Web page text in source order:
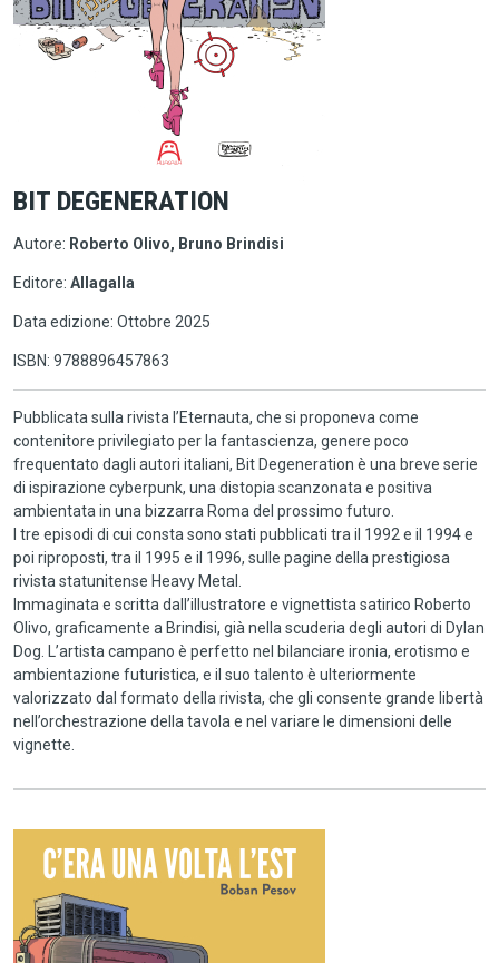
BIT DEGENERATION
Autore: Roberto Olivo, Bruno Brindisi
Editore: Allagalla
Data edizione: Ottobre 2025
ISBN: 9788896457863
Pubblicata sulla rivista l’Eternauta, che si proponeva come
contenitore privilegiato per la fantascienza, genere poco
frequentato dagli autori italiani, Bit Degeneration è una breve serie
di ispirazione cyberpunk, una distopia scanzonata e positiva
ambientata in una bizzarra Roma del prossimo futuro.
I tre episodi di cui consta sono stati pubblicati tra il 1992 e il 1994 e
poi riproposti, tra il 1995 e il 1996, sulle pagine della prestigiosa
rivista statunitense Heavy Metal.
Immaginata e scritta dall’illustratore e vignettista satirico Roberto
Olivo, graficamente a Brindisi, già nella scuderia degli autori di Dylan
Dog. L’artista campano è perfetto nel bilanciare ironia, erotismo e
ambientazione futuristica, e il suo talento è ulteriormente
valorizzato dal formato della rivista, che gli consente grande libertà
nell’orchestrazione della tavola e nel variare le dimensioni delle
vignette.